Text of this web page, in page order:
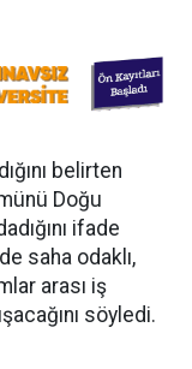
belirten
Doğu
ifade
saha odaklı,
arası iş
söyledi.